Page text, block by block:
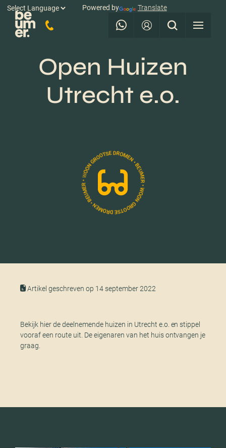
Powered by Translate
Open Huizen
Utrecht e.o.
Artikel geschreven op 14 september 2022
Bekijk hier de deelnemende huizen in Utrecht e.o. en stippel
vooraf een route uit. De eigenaren van het huis ontvangen je
graag.